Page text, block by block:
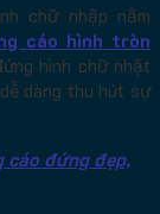
chữ nhập nằm
cáo hình tròn
hình chữ nhật
dàng thu hút sự
cáo đứng đẹp,